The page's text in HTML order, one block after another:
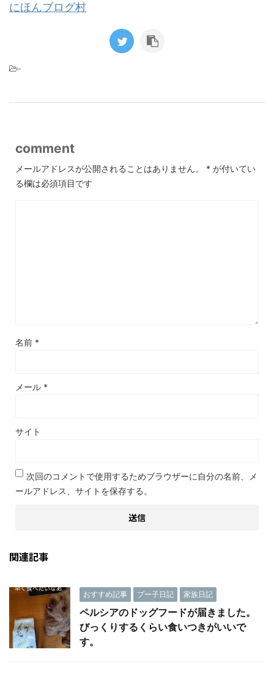
にほんブログ村
-
comment
メールアドレスが公開されることはありません。 * が付いてい
る欄は必須項目です
名前 *
メール *
サイト
次回のコメントで使用するためブラウザーに自分の名前、メ
ールアドレス、サイトを保存する。
関連記事
おすすめ記事 プー子日記 家族日記
ペルシアのドッグフードが届きました。
びっくりするくらい食いつきがいいで
す。